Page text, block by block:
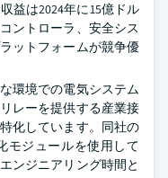
益は2024年に15億ドル
ントローラ、安全シス
ットフォームが競争優
環境での電気システム
レーを提供する産業接
化しています。同社の
モジュールを使用して
ンジニアリング時間と